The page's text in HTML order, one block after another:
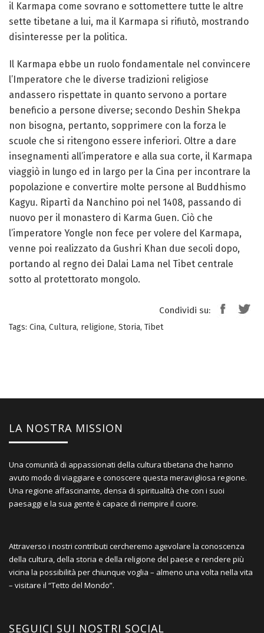
il Karmapa come sovrano e sottomettere tutte le altre
sette tibetane a lui, ma il Karmapa si rifiutò, mostrando
disinteresse per la politica.
Il Karmapa ebbe un ruolo fondamentale nel convincere
l’Imperatore che le diverse tradizioni religiose
andassero rispettate in quanto servono a portare
beneficio a persone diverse; secondo Deshin Shekpa
non bisogna, pertanto, sopprimere con la forza le
scuole che si ritengono essere inferiori. Oltre a dare
insegnamenti all’imperatore e alla sua corte, il Karmapa
viaggiò in lungo ed in largo per la Cina per incontrare la
popolazione e convertire molte persone al Buddhismo
Kagyu. Ripartì da Nanchino poi nel 1408, passando di
nuovo per il monastero di Karma Guen. Ciò che
l’imperatore Yongle non fece per volere del Karmapa,
venne poi realizzato da Gushri Khan due secoli dopo,
portando al regno dei Dalai Lama nel Tibet centrale
sotto al protettorato mongolo.
Condividi su:
Tags: Cina, Cultura, religione, Storia, Tibet
LA NOSTRA MISSION
Una comunità di appassionati della cultura tibetana che hanno
avuto modo di viaggiare e conoscere questa meravigliosa regione.
Una regione affascinante, densa di spiritualità che con i suoi
paesaggi e la sua gente è capace di riempire il cuore.
Attraverso i nostri contributi cercheremo agevolare la conoscenza
della cultura, della storia e della religione del paese e rendere più
vicina la possibilità per chiunque voglia – almeno una volta nella vita
– visitare il “Tetto del Mondo”.
SEGUICI SUI NOSTRI SOCIAL